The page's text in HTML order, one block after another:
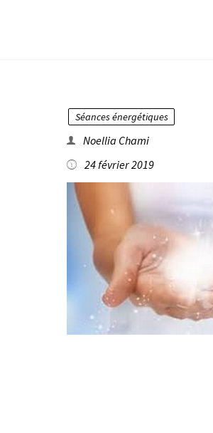
Séances énergétiques
Noellia Chami
24 février 2019